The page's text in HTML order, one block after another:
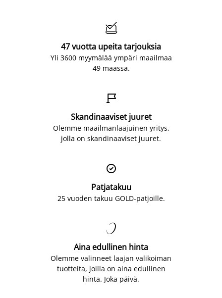

47 vuotta upeita tarjouksia
Yli 3600 myymälää ympäri maailmaa
49 maassa.

Skandinaaviset juuret
Olemme maailmanlaajuinen yritys,
jolla on skandinaaviset juuret.

Patjatakuu
25 vuoden takuu GOLD-patjoille.

Aina edullinen hinta
Olemme valinneet laajan valikoiman
tuotteita, joilla on aina edullinen
hinta. Joka päivä.